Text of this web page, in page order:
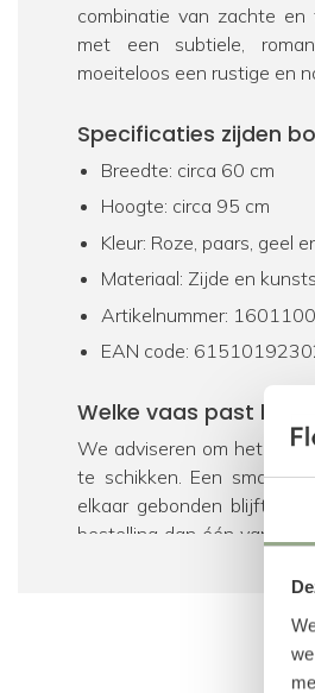
combinatie van zachte en
met een subtiele,
moeiteloos een rustige en
Specificaties zijden
Breedte: circa 60 cm
Hoogte: circa 95 cm
Kleur: Roze, paars, geel
Materiaal: Zijde en
Artikelnummer:
EAN code:
Welke vaas past bij
We adviseren om het
te schikken. Een
elkaar gebonden blijft.
bestelling dan één van de
vazen
Voeg geur toe met